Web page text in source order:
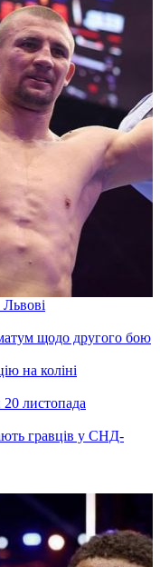
щодо другого бою
на коліні
листопада
гравців у СНД-